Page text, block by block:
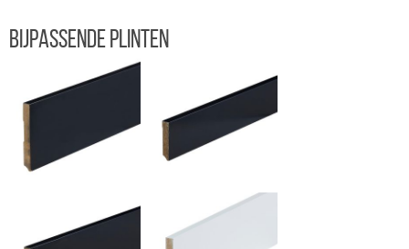
Bijpassende plinten